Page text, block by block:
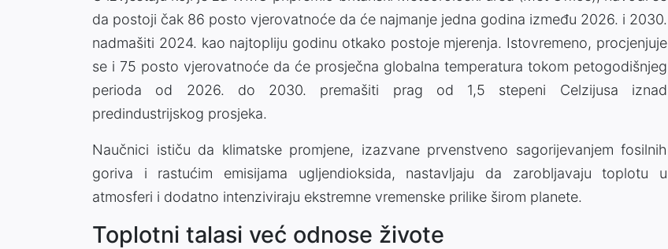
da postoji čak 86 posto vjerovatnoće da će najmanje jedna godina između 2026. i 2030.
nadmašiti 2024. kao najtopliju godinu otkako postoje mjerenja. Istovremeno, procjenjuje
se i 75 posto vjerovatnoće da će prosječna globalna temperatura tokom petogodišnjeg
perioda od 2026. do 2030. premašiti prag od 1,5 stepeni Celzijusa iznad
predindustrijskog prosjeka.
Naučnici ističu da klimatske promjene, izazvane prvenstveno sagorijevanjem fosilnih
goriva i rastućim emisijama ugljendioksida, nastavljaju da zarobljavaju toplotu u
atmosferi i dodatno intenziviraju ekstremne vremenske prilike širom planete.
Toplotni talasi već odnose živote